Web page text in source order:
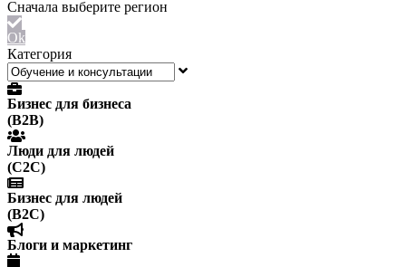
Ok
Категория
Бизнес для бизнеса
(B2B)
Люди для людей
(С2С)
Бизнес для людей
(B2C)
Блоги и маркетинг